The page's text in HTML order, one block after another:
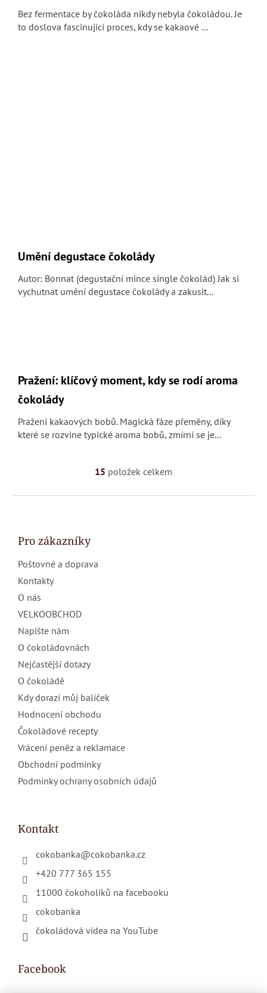
Bez fermentace by čokoláda nikdy nebyla čokoládou. Je
to doslova fascinující proces, kdy se kakaové ...
Umění degustace čokolády
Autor: Bonnat (degustační mince single čokolád) Jak si
vychutnat umění degustace čokolády a zakusit...
Pražení: klíčový moment, kdy se rodí aroma
čokolády
Pražení kakaových bobů. Magická fáze přeměny, díky
které se rozvine typické aroma bobů, zmírní se je...
O
l
15 položek celkem
Z
Pro zákazníky
Poštovné a doprava
Kontakty
O nás
VELKOOBCHOD
Napište nám
O čokoládovnách
Nejčastější dotazy
O čokoládě
Kdy dorazí můj balíček
Hodnocení obchodu
Čokoládové recepty
Vrácení peněz a reklamace
Obchodní podmínky
Podmínky ochrany osobních údajů
Kontakt
cokobanka@cokobanka.cz
+420 777 365 155
11000 čokoholiků na facebooku
cokobanka
čokoládová videa na YouTube
Facebook